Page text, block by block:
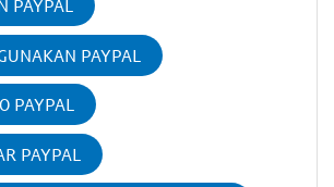
PAYPAL
PAYPAL
PAYPAL
PAYPAL